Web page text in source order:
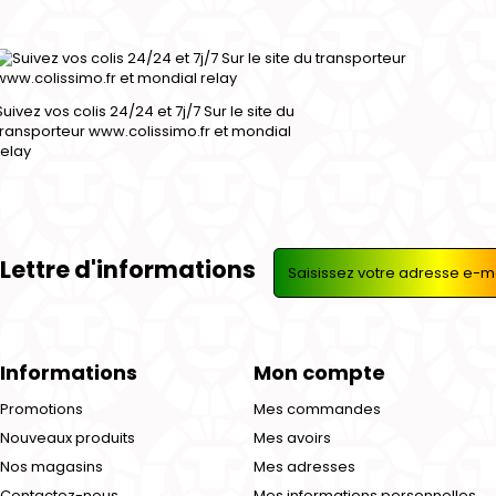
vos colis 24/24 et 7j/7 Sur le site du
www.colissimo.fr et mondial
Lettre d'informations
Informations
Promotions
Nouveaux produits
Nos magasins
Mon compte
Mes commandes
Mes avoirs
Mes adresses